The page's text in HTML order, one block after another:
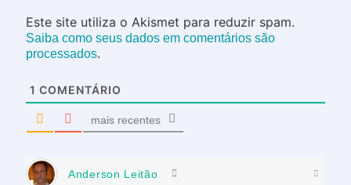
Este site utiliza o Akismet para reduzir spam.
Saiba como seus dados em comentários são
processados.
1 COMENTÁRIO
mais recentes
Anderson Leitão